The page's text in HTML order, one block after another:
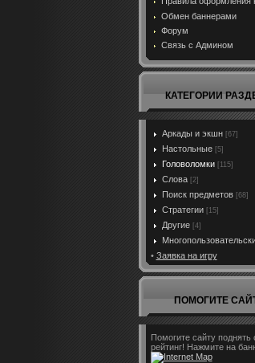
Обмен баннерами
Форум
Связь с Админом
КАТЕГОРИИ
Аркады и экшн [67]
Настольные [5]
Головоломки [115]
Слова [2]
Поиск предметов [68]
Стратегии [15]
Другие [4]
• Заявка на игру
ПОМОГИТЕ
Помогите сайту поднять
рейтинг! Нажмите на